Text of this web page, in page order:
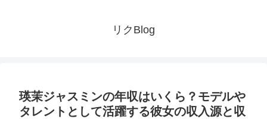
リクBlog
瑛茉ジャスミンの年収はいくら？モデルや
タレントとして活躍する彼女の収入源と収